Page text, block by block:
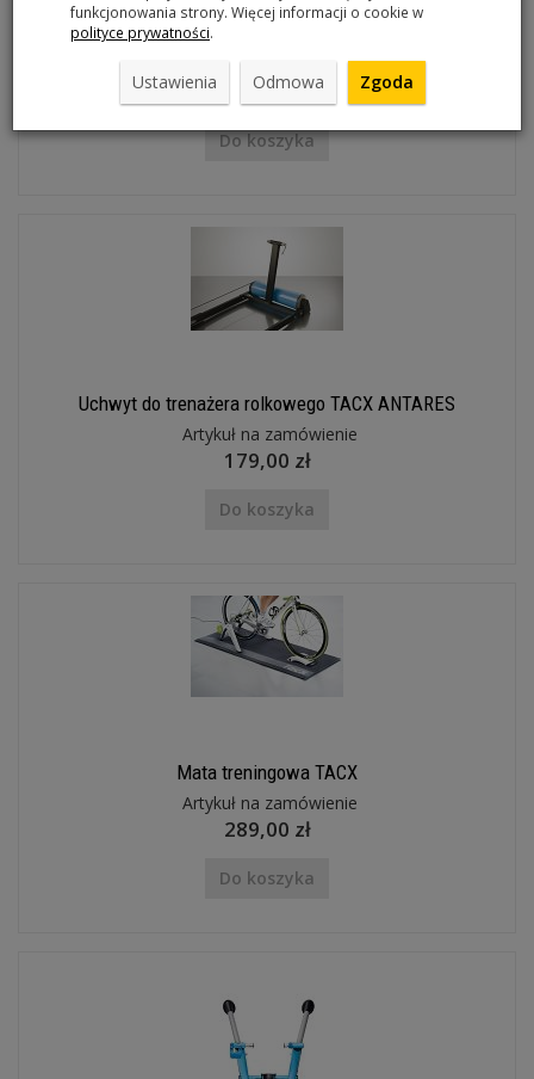
Adapter osi tylnej piasty X-12 do trenażerów Tacx T1709
Artykuł na zamówienie
149,00 zł
Do koszyka
Uchwyt do trenażera rolkowego TACX ANTARES
Artykuł na zamówienie
179,00 zł
Do koszyka
Mata treningowa TACX
Artykuł na zamówienie
289,00 zł
Do koszyka
funkcjonowania strony. Więcej informacji o cookie w
polityce prywatności.
Ustawienia Odmowa Zgoda